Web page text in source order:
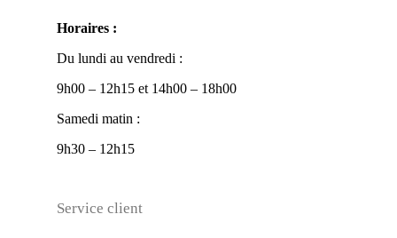
Horaires :
Du lundi au vendredi :
9h00 – 12h15 et 14h00 – 18h00
Samedi matin :
9h30 – 12h15
Service client